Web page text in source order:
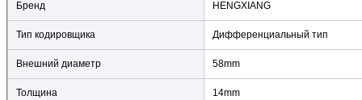
Бренд HENGXIANG
Тип кодировщика Дифференциальный тип
Внешний диаметр 58mm
Толщина 14mm